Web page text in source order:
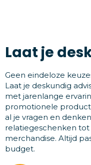
Laat je
Geen eindeloze
Laat je deskundig
met jarenlange
promotionele
al je vragen en
relatiegeschenken
merchandise. Altijd
budget.